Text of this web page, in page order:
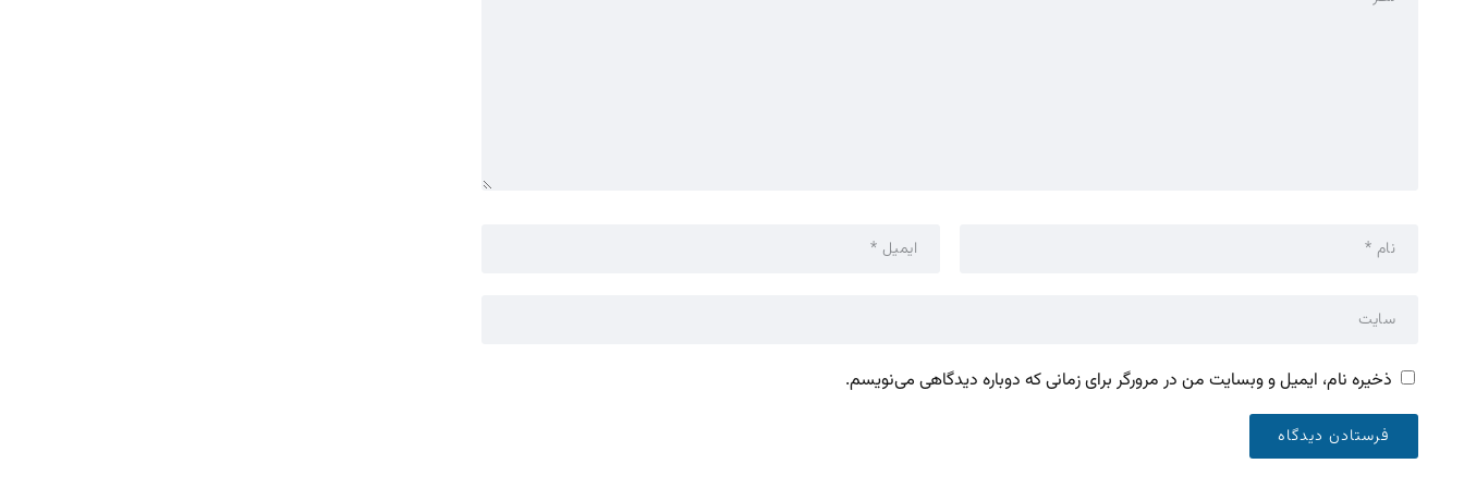
ذخیره نام، ایمیل و وبسایت من در مرورگر برای زمانی که دوباره دیدگاهی می‌نویسم.